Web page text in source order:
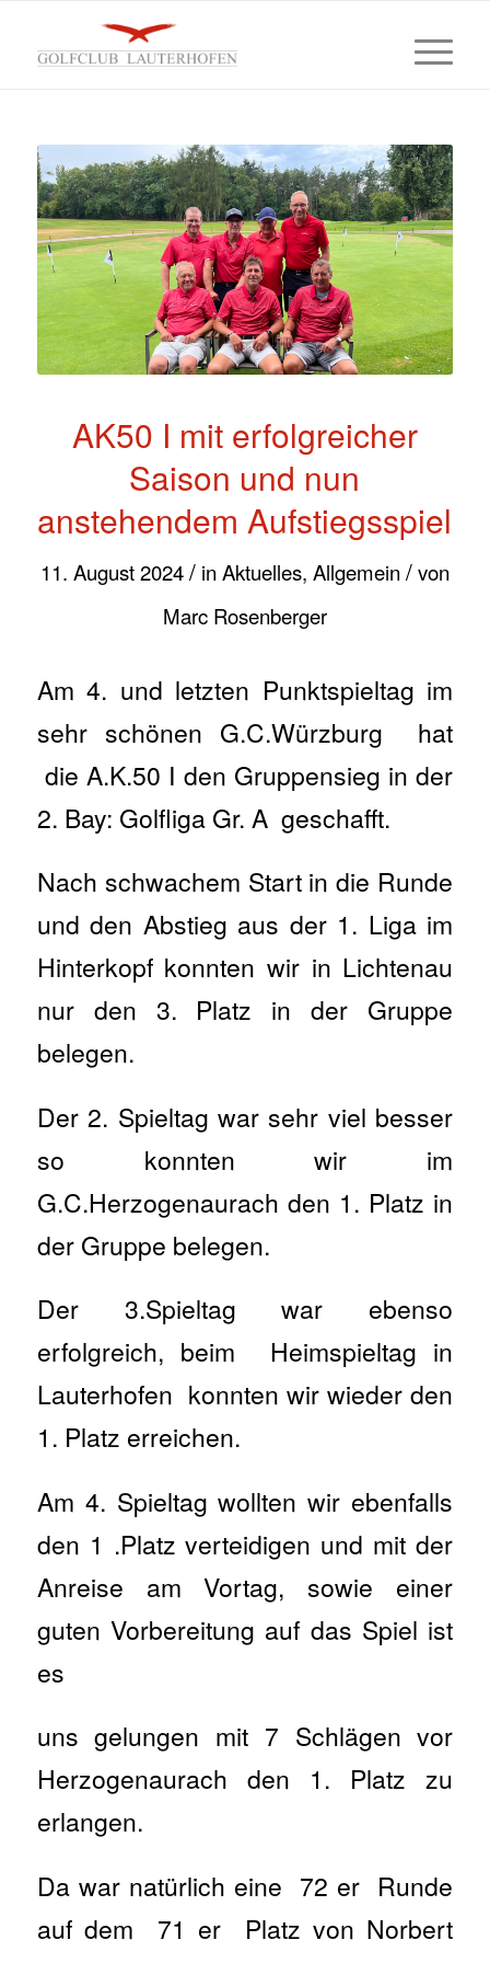
AK50 I mit erfolgreicher
Saison und nun
anstehendem Aufstiegsspiel
11. August 2024/ in Aktuelles, Allgemein /von
Marc Rosenberger
Am 4. und letzten Punktspieltag im
sehr schönen G.C.Würzburg hat
die A.K.50 I den Gruppensieg in der
2. Bay: Golfliga Gr. A geschafft.
Nach schwachem Start in die Runde
und den Abstieg aus der 1. Liga im
Hinterkopf konnten wir in Lichtenau
nur den 3. Platz in der Gruppe
belegen.
Der 2. Spieltag war sehr viel besser
so konnten wir im
G.C.Herzogenaurach den 1. Platz in
der Gruppe belegen.
Der 3.Spieltag war ebenso
erfolgreich, beim Heimspieltag in
Lauterhofen konnten wir wieder den
1. Platz erreichen.
Am 4. Spieltag wollten wir ebenfalls
den 1 .Platz verteidigen und mit der
Anreise am Vortag, sowie einer
guten Vorbereitung auf das Spiel ist
es
uns gelungen mit 7 Schlägen vor
Herzogenaurach den 1. Platz zu
erlangen.
Da war natürlich eine 72 er Runde
auf dem 71 er Platz von Norbert